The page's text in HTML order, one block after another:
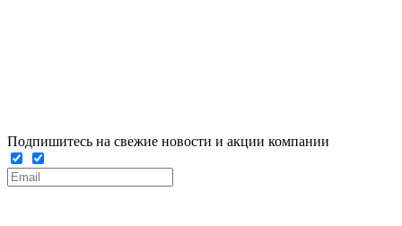
Подпишитесь на свежие новости и акции компании